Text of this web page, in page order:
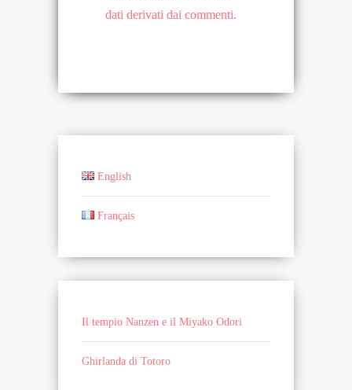
dati derivati dai commenti.
English
Français
Il tempio Nanzen e il Miyako Odori
Ghirlanda di Totoro